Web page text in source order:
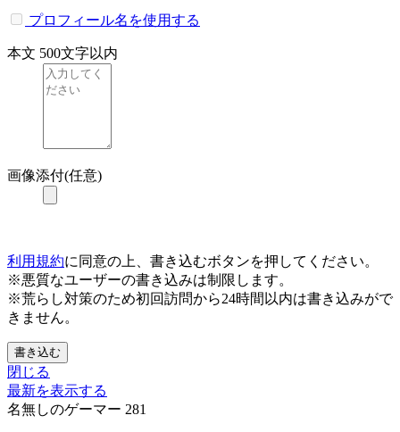
プロフィール名を使用する
本文 500文字以内
画像添付(任意)
利用規約に同意の上、書き込むボタンを押してください。
※悪質なユーザーの書き込みは制限します。
※荒らし対策のため初回訪問から24時間以内は書き込みがで
きません。
書き込む
閉じる
最新を表示する
名無しのゲーマー 281